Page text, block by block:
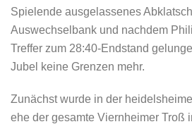
Spielende ausgelassenes
Auswechselbank und nachdem
Treffer zum 28:40-Endstand
Jubel keine Grenzen mehr.
Zunächst wurde in der
ehe der gesamte Viernheimer Troß